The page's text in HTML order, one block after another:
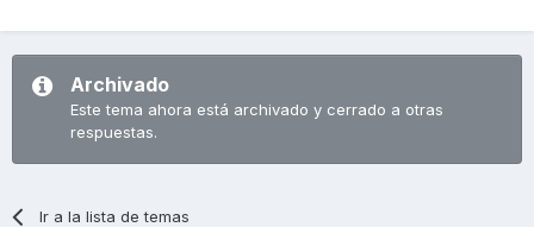
Archivado
Este tema ahora está archivado y cerrado a otras
respuestas.
Ir a la lista de temas